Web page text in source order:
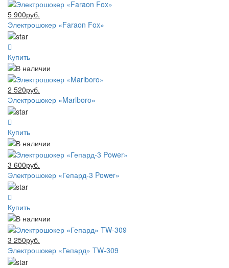
5 900руб.
Электрошокер «Faraon Fox»
Купить
2 520руб.
Электрошокер «Marlboro»
Купить
3 600руб.
Электрошокер «Гепард-3 Power»
Купить
3 250руб.
Электрошокер «Гепард» TW-309